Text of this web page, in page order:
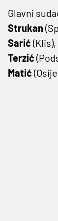
Glavni
Strukan
Sarić (Klis),
Terzić
Matić